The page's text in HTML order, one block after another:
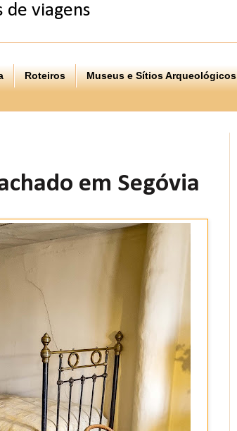
de viagens
Roteiros Museus e Sítios Arqueológicos
em Segóvia